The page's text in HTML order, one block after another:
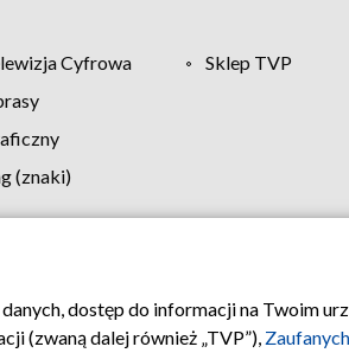
Cyfrowa
Sklep TVP
(znaki)
Kontakt
dostęp do informacji na Twoim
(zwaną dalej również „TVP”),